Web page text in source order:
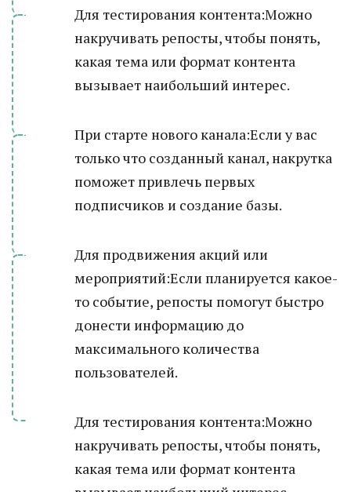
Для тестирования контента:Можно
накручивать репосты, чтобы понять,
какая тема или формат контента
вызывает наибольший интерес.
При старте нового канала:Если у вас
только что созданный канал, накрутка
поможет привлечь первых
подписчиков и создание базы.
Для продвижения акций или
мероприятий:Если планируется какое-
то событие, репосты помогут быстро
донести информацию до
максимального количества
пользователей.
Для тестирования контента:Можно
накручивать репосты, чтобы понять,
какая тема или формат контента